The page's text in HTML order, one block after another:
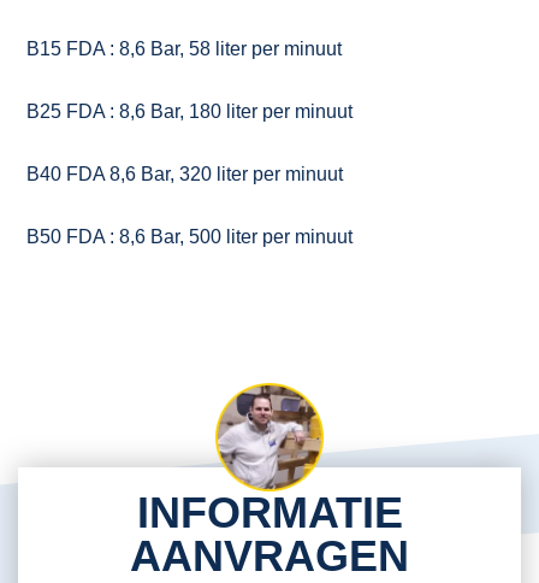
B15 FDA : 8,6 Bar, 58 liter per minuut
B25 FDA : 8,6 Bar, 180 liter per minuut
B40 FDA 8,6 Bar, 320 liter per minuut
B50 FDA : 8,6 Bar, 500 liter per minuut
INFORMATIE
AANVRAGEN